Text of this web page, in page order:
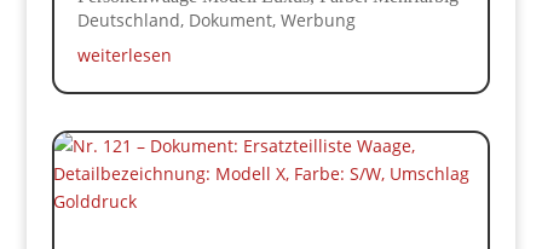
Deutschland, Dokument, Werbung
weiterlesen